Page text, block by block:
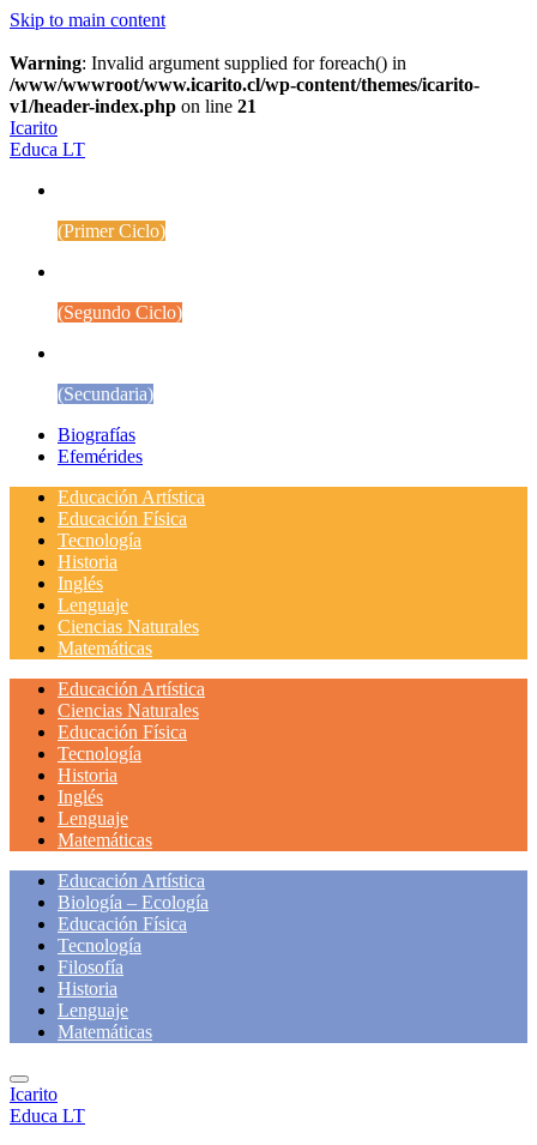
Skip to main content
Warning: Invalid argument supplied for foreach() in
/www/wwwroot/www.icarito.cl/wp-content/themes/icarito-
v1/header-index.php on line 21
Icarito
Educa LT
(Primer Ciclo)
(Segundo Ciclo)
(Secundaria)
Biografías
Efemérides
Educación Artística
Educación Física
Tecnología
Historia
Inglés
Lenguaje
Ciencias Naturales
Matemáticas
Educación Artística
Ciencias Naturales
Educación Física
Tecnología
Historia
Inglés
Lenguaje
Matemáticas
Educación Artística
Biología – Ecología
Educación Física
Tecnología
Filosofía
Historia
Lenguaje
Matemáticas
Icarito
Educa LT